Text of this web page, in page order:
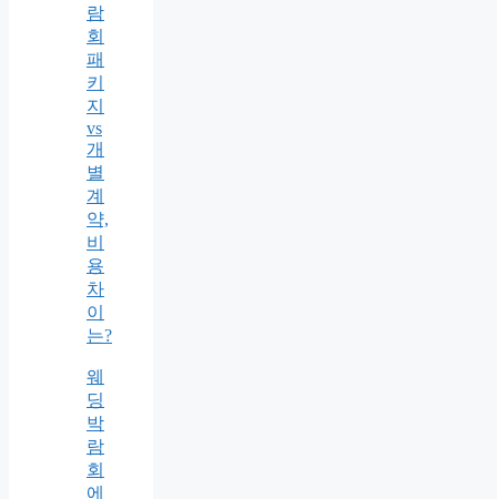
람
회
패
키
지
vs
개
별
계
약,
비
용
차
이
는?
웨
딩
박
람
회
에